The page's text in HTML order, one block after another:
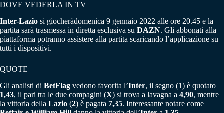
DOVE VEDERLA IN TV
Inter-Lazio si giocheràdomenica 9 gennaio 2022 alle ore 20.45 e la
partita sarà trasmessa in diretta esclusiva su DAZN. Gli abbonati alla
piattaforma potranno assistere alla partita scaricando l’applicazione su
tutti i dispositivi.
QUOTE
Gli analisti di BetFlag vedono favorita l’Inter, il segno (1) è quotato
1,43, il pari tra le due compagini (X) si trova a lavagna a 4,90, mentre
la vittoria della Lazio (2) è pagata 7,35. Interessante notare come